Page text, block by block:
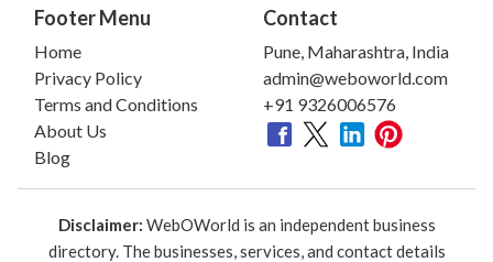
Footer Menu
Home
Privacy Policy
Terms and Conditions
About Us
Blog
Contact
Pune, Maharashtra, India
admin@weboworld.com
+91 9326006576
Disclaimer: WebOWorld is an independent business
directory. The businesses, services, and contact details